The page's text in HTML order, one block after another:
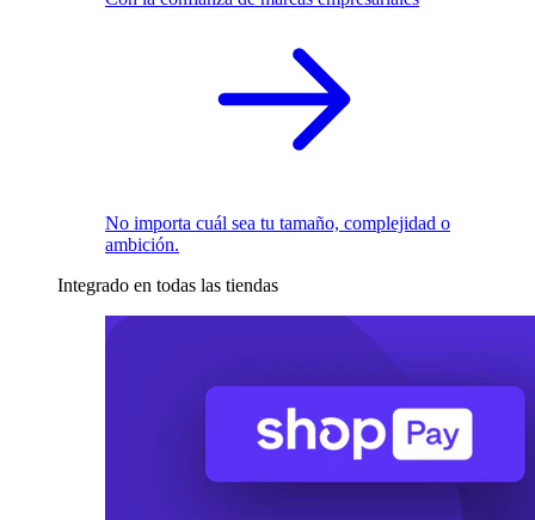
No importa cuál sea tu tamaño, complejidad o
ambición.
Integrado en todas las tiendas